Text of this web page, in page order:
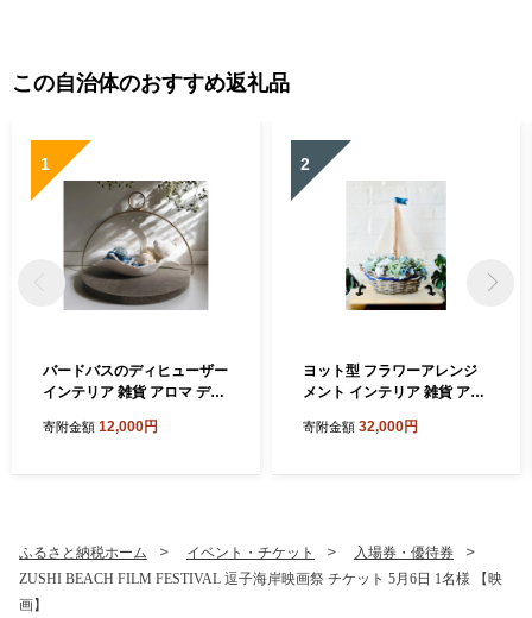
この自治体のおすすめ返礼品
1
バードバスのディヒューザー
インテリア 雑貨 アロマ ディ
グランス 小鳥 置物 オブジェ
寄附金額 12,000円
2
ヨット型 フラワーアレンジ
メント インテリア 雑貨 アー
花 海 夏 マリンスタイル 木製
寄附金額 32,000円
ふるさと納税ホーム イベント・チケット
入場券・優待券
ZUSHI BEACH FILM FESTIVAL 逗子海岸映画祭 チケット 5月6日 1名様 【映
画】